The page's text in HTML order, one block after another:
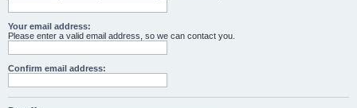
Your email address:
Please enter a valid email address, so we can contact you.
Confirm email address: